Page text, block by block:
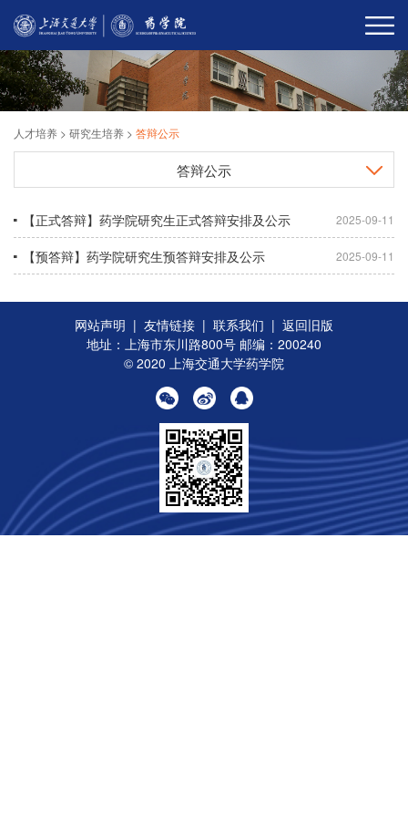
人才培养 > 研究生培养 > 答辩公示
答辩公示
【正式答辩】药学院研究生正式答辩安排及公示 2025-09-11
【预答辩】药学院研究生预答辩安排及公示 2025-09-11
网站声明 | 友情链接 | 联系我们 | 返回旧版
地址：上海市东川路800号 邮编：200240
© 2020 上海交通大学药学院